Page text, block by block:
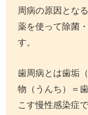
周病の原因とな
薬を使って除菌
す。
歯周病とは歯垢
物（うんち）＝
こす慢性感染症で